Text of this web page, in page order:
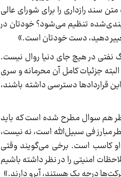
هشت ماه است متن سند رازداری را برای شورای عالی
تنظیم می‌شود؟ خودتان در
دهید، دست خودتان است.»
نفتی در هیچ جای دنیا روال نیست.
جزئیات کامل آن محرمانه و سری
قراردادها دسترسی داشته باشند،
هم سوال مطرح شده است که باید
۴ درصد است. من نمی‌گویم که قطر مبارز فی سبیل‌الله است، نه نیست،
او کاسب است. برخی می‌گویند وقتی
امنیتی را در نظر داشته باشیم
درجه یک هستند، آبرو دارند.»